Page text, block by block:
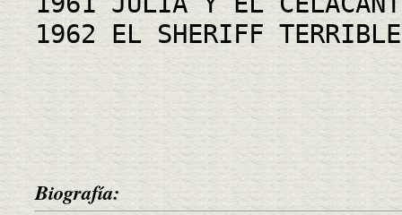
1962 EL SHERIFF TERRIBLE
Biografía: